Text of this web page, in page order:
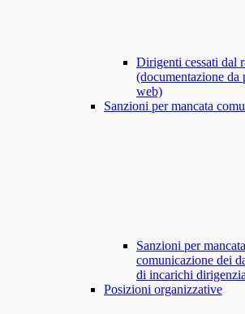
Dirigenti cessati dal
(documentazione da
web)
Sanzioni per mancata
Sanzioni per
comunicazione dei
di incarichi
Posizioni organizzative